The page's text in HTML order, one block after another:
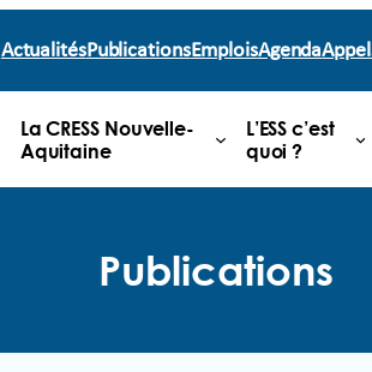
ActualitésPublicationsEmploisAgenda
La CRESS Nouvelle-
Aquitaine
L’ESS c’est
quoi ?
Publications